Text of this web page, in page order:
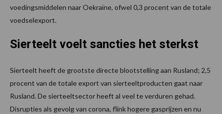
voedingsmiddelen naar Oekraïne, ofwel 0,3 procent van de totale
voedselexport.
Sierteelt voelt sancties het sterkst
Sierteelt heeft de grootste directe blootstelling aan Rusland; 2,5
procent van de totale export van sierteeltproducten gaat naar
Rusland. De sierteeltsector heeft al veel te verduren gehad.
Disrupties als gevolg van corona, flink hogere gasprijzen en nu